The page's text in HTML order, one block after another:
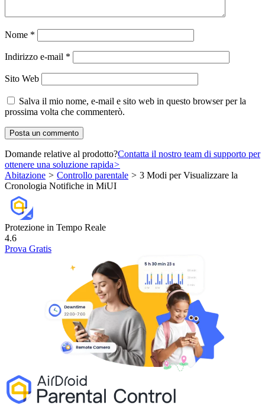
Nome *
Indirizzo e-mail *
Sito Web
Salva il mio nome, e-mail e sito web in questo browser per la
prossima volta che commenterò.
Domande relative al prodotto?Contatta il nostro team di supporto per
ottenere una soluzione rapida>
Abitazione > Controllo parentale > 3 Modi per Visualizzare la
Cronologia Notifiche in MiUI
Protezione in Tempo Reale
4.6
Prova Gratis